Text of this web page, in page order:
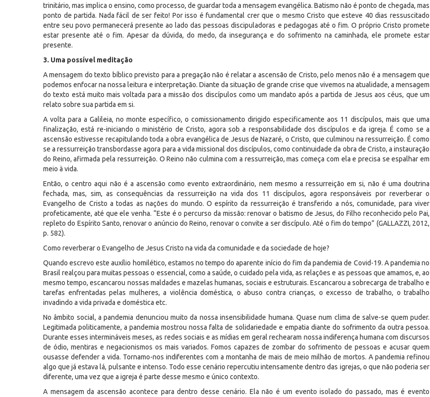
trinitário, mas implica o ensino, como processo, de guardar toda a mensagem evangélica. Batismo não é ponto de chegada, mas
ponto de partida. Nada fácil de ser feito! Por isso é fundamental crer que o mesmo Cristo que esteve 40 dias ressuscitado
entre seu povo permanecerá presente ao lado das pessoas discipuladoras e pedagogas até o fim. O próprio Cristo promete
estar presente até o fim. Apesar da dúvida, do medo, da insegurança e do sofrimento na caminhada, ele promete estar
presente.
3. Uma possível meditação
A mensagem do texto bíblico previsto para a pregação não é relatar a ascensão de Cristo, pelo menos não é a mensagem que
podemos enfocar na nossa leitura e interpretação. Diante da situação de grande crise que vivemos na atualidade, a mensagem
do texto está muito mais voltada para a missão dos discípulos como um mandato após a partida de Jesus aos céus, que um
relato sobre sua partida em si.
A volta para a Galileia, no monte específico, o comissionamento dirigido especificamente aos 11 discípulos, mais que uma
finalização, está re-iniciando o ministério de Cristo, agora sob a responsabilidade dos discípulos e da igreja. É como se a
ascensão estivesse recapitulando toda a obra evangélica de Jesus de Nazaré, o Cristo, que culminou na ressurreição. É como
se a ressurreição transbordasse agora para a vida missional dos discípulos, como continuidade da obra de Cristo, a instauração
do Reino, afirmada pela ressurreição. O Reino não culmina com a ressurreição, mas começa com ela e precisa se espalhar em
meio à vida.
Então, o centro aqui não é a ascensão como evento extraordinário, nem mesmo a ressurreição em si, não é uma doutrina
fechada, mas, sim, as consequências da ressurreição na vida dos 11 discípulos, agora responsáveis por reverberar o
Evangelho de Cristo a todas as nações do mundo. O espírito da ressurreição é transferido a nós, comunidade, para viver
profeticamente, até que ele venha. “Este é o percurso da missão: renovar o batismo de Jesus, do Filho reconhecido pelo Pai,
repleto do Espírito Santo, renovar o anúncio do Reino, renovar o convite a ser discípulo. Até o fim do tempo” (GALLAZZI, 2012,
p. 582).
Como reverberar o Evangelho de Jesus Cristo na vida da comunidade e da sociedade de hoje?
Quando escrevo este auxílio homilético, estamos no tempo do aparente início do fim da pandemia de Covid-19. A pandemia no
Brasil realçou para muitas pessoas o essencial, como a saúde, o cuidado pela vida, as relações e as pessoas que amamos, e, ao
mesmo tempo, escancarou nossas maldades e mazelas humanas, sociais e estruturais. Escancarou a sobrecarga de trabalho e
tarefas enfrentadas pelas mulheres, a violência doméstica, o abuso contra crianças, o excesso de trabalho, o trabalho
invadindo a vida privada e doméstica etc.
No âmbito social, a pandemia denunciou muito da nossa insensibilidade humana. Quase num clima de salve-se quem puder.
Legitimada politicamente, a pandemia mostrou nossa falta de solidariedade e empatia diante do sofrimento da outra pessoa.
Durante esses intermináveis meses, as redes sociais e as mídias em geral rechearam nossa indiferença humana com discursos
de ódio, mentiras e negacionismos os mais variados. Fomos capazes de zombar do sofrimento de pessoas e acusar quem
ousasse defender a vida. Tornamo-nos indiferentes com a montanha de mais de meio milhão de mortos. A pandemia refinou
algo que já estava lá, pulsante e intenso. Todo esse cenário repercutiu intensamente dentro das igrejas, o que não poderia ser
diferente, uma vez que a igreja é parte desse mesmo e único contexto.
A mensagem da ascensão acontece para dentro desse cenário. Ela não é um evento isolado do passado, mas é evento